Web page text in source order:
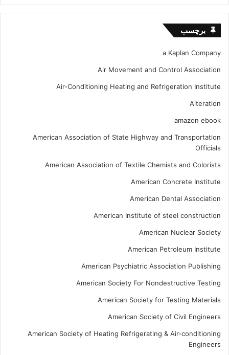
برچسب
a Kaplan Company
Air Movement and Control Association
Air-Conditioning Heating and Refrigeration Institute
Alteration
amazon ebook
American Association of State Highway and Transportation
Officials
American Association of Textile Chemists and Colorists
American Concrete Institute
American Dental Association
American Institute of steel construction
American Nuclear Society
American Petroleum Institute
American Psychiatric Association Publishing
American Society For Nondestructive Testing
American Society for Testing Materials
American Society of Civil Engineers
American Society of Heating Refrigerating & Air-conditioning
Engineers